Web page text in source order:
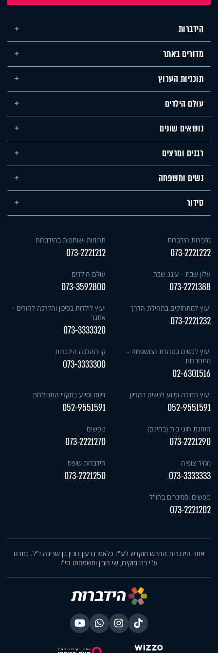
הידברות
מדורים באתר
תוכניות הערוץ
עולם הילדים
נושאים שונים
רבנים ומרצים
נשים ומשפחה
סידור
מזכירות הידברות
073-2221222
תרומות ושותפות בהידברות
073-2221212
עלון שבת - עונג שבת
073-2221388
עולם הילדים
073-3592800
יעוץ למתחזקים בתחילת הדרך
073-2221232
יעוץ לילדות בסיכון והדרכה להורים -
אתגר
073-3333320
יעוץ לנשים בטהרת המשפחה -
מתחברות
02-6301516
קו ההלכה הידברות
073-3333300
יעוץ תמיכה וסיוע לנשים בהריון
052-9551591
דיווח וסיוע במקרי התבוללות
052-9551591
הזמנת חוגי בית (בחינם)
073-2221290
נופשים
073-2221270
ממיר צופיה
073-3333333
הידברות שופס
073-2221250
נופשים וסמינרים בחו"ל
073-2221202
אתר הידברות החדש מוקדש לע"נ כלאפו גדעון רובין בן שרינה ז"ל. נתרם
ע"י בנו מוקירו, שי רובין ומשפחתו הי"ו